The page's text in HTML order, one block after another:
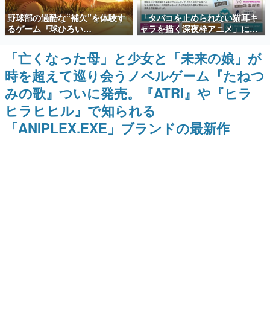
殿堂入り記事
SNS拡散数が数千以上！ ページビュー数万以上！ などな
ど。多くの人々に読まれた、電ファミ渾身の“殿堂入り”記
事をまとめました。
ゲームの企画書
名作ゲームクリエイターの方々に製作時のエピソードをお
聞きし、ヒットする企画（ゲーム）とは何か？を探ってい
きます。
この物語を解いてはいけない。『赫本』は、〈試験問題〉
の形をした短編ホラー小説集です。
野球部の過酷な“補欠”を体験す
るゲーム『球ひろい
Simulator』が「1件」のウィッ
シュリストをもとにチェコ語に
対応しSNSで話題に。『キング
ダム・カム』開発元やチェコの
プロ野球選手から称賛の声
「タバコを止められない猫耳キ
ャラを描く深夜枠アニメ」に視
聴者の一部から批判意見。違法
薬物の使用と思しき描写も含め
て、BPOが議論を交わす
「亡くなった母」と少女と「未来の娘」が
時を超えて巡り会うノベルゲーム『たねつ
みの歌』ついに発売。『ATRI』や『ヒラ
ヒラヒヒル』で知られる
「ANIPLEX.EXE」ブランドの最新作